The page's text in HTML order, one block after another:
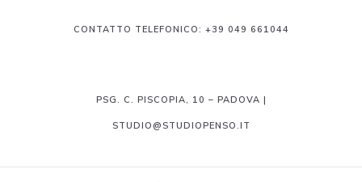
CONTATTO TELEFONICO: +39 049 661044
PSG. C. PISCOPIA, 10 – PADOVA |
STUDIO@STUDIOPENSO.IT